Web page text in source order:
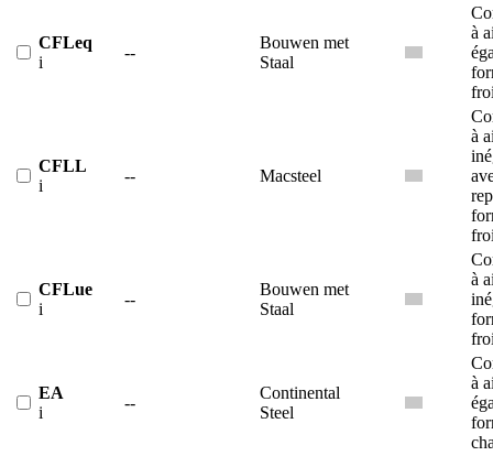
CFLeq
i
--
Bouwen met
Staal
à
CFLL
i
-- Macsteel
à
CFLue
i
--
Bouwen met
Staal
à
EA
i
--
Continental
Steel
à